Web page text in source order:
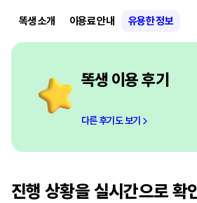
똑생 소개 이용료 안내 유용한 정보
똑생 이용 후기
다른 후기도 보기
진행 상황을 실시간으로 확